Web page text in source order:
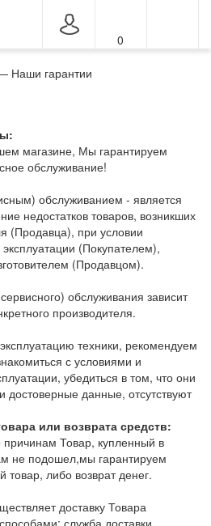
0
Наши гарантии
магазине, Мы гарантируем
обслуживание!
обслуживанием - является
недостатков товаров, возникших
(Продавца), при условии
(Покупателем),
(Продавцом).
обслуживания зависит
производителя.
техники, рекомендуем
с условиями и
убедиться в том, что они
данные, отсутствуют
или возврата средств:
причинам Товар, купленный в
не подошел,мы гарантируем
товар, либо возврат денег.
доставку Товара
служба доставки